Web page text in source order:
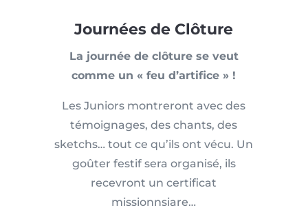
Journées de Clôture
La journée de clôture se veut
comme un « feu d’artifice » !
Les Juniors montreront avec des
témoignages, des chants, des
sketchs… tout ce qu’ils ont vécu. Un
goûter festif sera organisé, ils
recevront un certificat
missionnsiare…